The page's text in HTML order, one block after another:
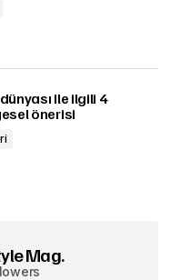
ile ilgili 4
önerisi
Mag.